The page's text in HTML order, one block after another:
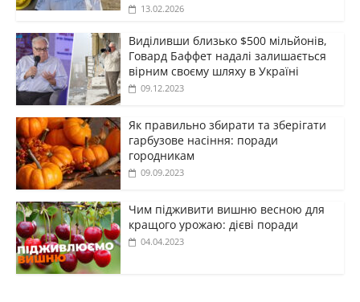
13.02.2026
Виділивши близько $500 мільйонів,
Говард Баффет надалі залишається
вірним своєму шляху в Україні
09.12.2023
Як правильно збирати та зберігати
гарбузове насіння: поради
городникам
09.09.2023
Чим підживити вишню весною для
кращого урожаю: дієві поради
04.04.2023